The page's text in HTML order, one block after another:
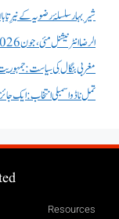
شیرِ بہار سلسلۂ رضویہ کے نیرِ
الرضا انٹر نیشنل مئی، جون 2026
مغربی بنگال کی
تمل ناڈو اسمبلی انتخاب : ایک
Resources